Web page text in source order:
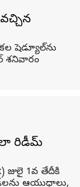
వచ్చిన
షెడ్యూల్‌ను
శనివారం
రిడీమ్
జులై 1వ తేదీకి
ఆయుధాలు,